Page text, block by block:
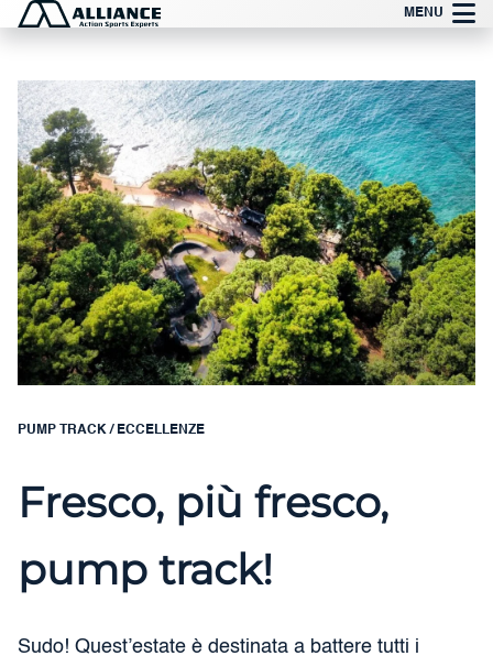
MENU
PUMP TRACK/ ECCELLENZE
Fresco, più fresco,
pump track!
Sudo! Quest’estate è destinata a battere tutti i